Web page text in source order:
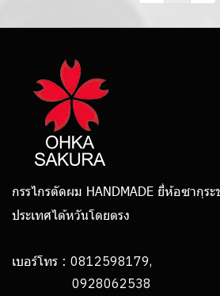
กรรไกรตัดผม HANDMADE ยี่ห้อซากุร
ประเทศไต้หวันโดยตรง
เบอร์โทร : 0812598179,
0928062538